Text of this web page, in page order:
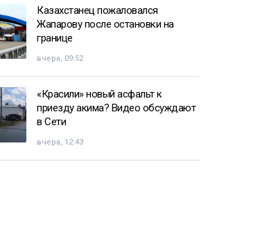
Казахстанец пожаловался
Жапарову после остановки на
границе
вчера, 09:52
«Красили» новый асфальт к
приезду акима? Видео обсуждают
в Сети
вчера, 12:43